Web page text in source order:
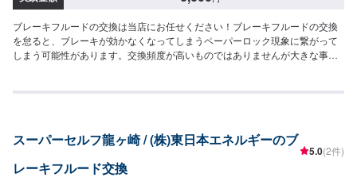
ブレーキフルードの交換は当店にお任せください！ブレーキフルードの交換
を怠ると、ブレーキが効かなくなってしまうペーパーロック現象に繋がって
しまう可能性があります。交換頻度が高いものではありませんが大きな事故
スーパーセルフ龍ヶ崎 / (株)東日本エネルギーのブ
レーキフルード交換
5.0(2件)